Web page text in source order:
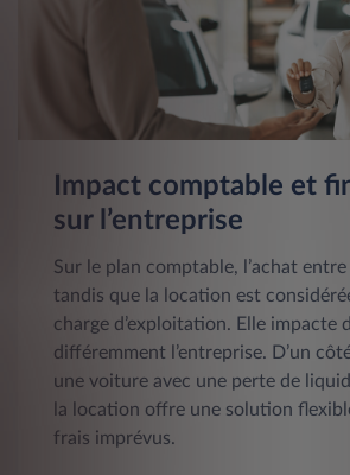
Impact comptable et
sur l’entreprise
Sur le plan comptable, l’achat entre
tandis que la location est
charge d’exploitation. Elle impacte
différemment l’entreprise. D’un
une voiture avec une perte de
la location offre une solution
frais imprévus.